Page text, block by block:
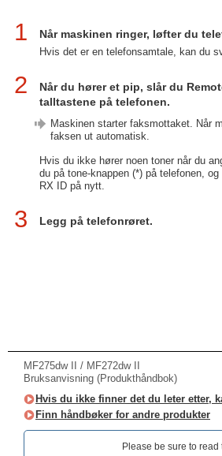
1 Når maskinen ringer, løfter du
Hvis det er en telefonsamtale, kan du
2
Når du hører et pip, slår du
talltastene på telefonen.
Maskinen starter faksmottaket. Når
faksen ut automatisk.
Hvis du ikke hører noen toner når du
du på tone-knappen (*) på telefonen,
RX ID på nytt.
3 Legg på telefonrøret.
MF275dw II / MF272dw II
Bruksanvisning (Produkthåndbok)
Hvis du ikke finner det du leter etter,
Finn håndbøker for andre produkter
Please be sure to read